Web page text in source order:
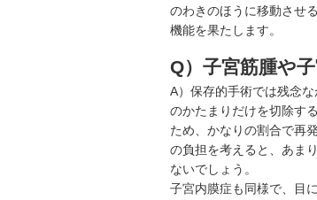
のわきのほうに移動させ
機能を果たします。
Q）子宮筋腫や
A）保存的手術では残念
のかたまりだけを切除す
ため、かなりの割合で再
の負担を考えると、あま
ないでしょう。
子宮内膜症も同様で、目